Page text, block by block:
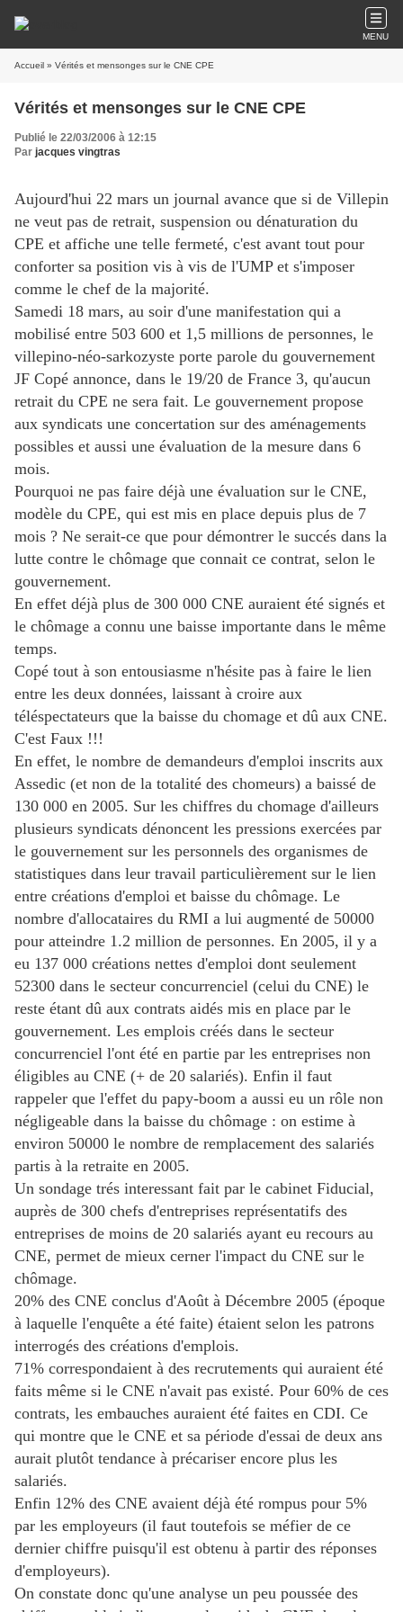
MENU
Accueil » Vérités et mensonges sur le CNE CPE
Vérités et mensonges sur le CNE CPE
Publié le 22/03/2006 à 12:15
Par jacques vingtras
Aujourd'hui 22 mars un journal avance que si de Villepin
ne veut pas de retrait, suspension ou dénaturation du
CPE et affiche une telle fermeté, c'est avant tout pour
conforter sa position vis à vis de l'UMP et s'imposer
comme le chef de la majorité.
Samedi 18 mars, au soir d'une manifestation qui a
mobilisé entre 503 600 et 1,5 millions de personnes, le
villepino-néo-sarkozyste porte parole du gouvernement
JF Copé annonce, dans le 19/20 de France 3, qu'aucun
retrait du CPE ne sera fait. Le gouvernement propose
aux syndicats une concertation sur des aménagements
possibles et aussi une évaluation de la mesure dans 6
mois.
Pourquoi ne pas faire déjà une évaluation sur le CNE,
modèle du CPE, qui est mis en place depuis plus de 7
mois ? Ne serait-ce que pour démontrer le succés dans la
lutte contre le chômage que connait ce contrat, selon le
gouvernement.
En effet déjà plus de 300 000 CNE auraient été signés et
le chômage a connu une baisse importante dans le même
temps.
Copé tout à son entousiasme n'hésite pas à faire le lien
entre les deux données, laissant à croire aux
téléspectateurs que la baisse du chomage et dû aux CNE.
C'est Faux !!!
En effet, le nombre de demandeurs d'emploi inscrits aux
Assedic (et non de la totalité des chomeurs) a baissé de
130 000 en 2005. Sur les chiffres du chomage d'ailleurs
plusieurs syndicats dénoncent les pressions exercées par
le gouvernement sur les personnels des organismes de
statistiques dans leur travail particulièrement sur le lien
entre créations d'emploi et baisse du chômage. Le
nombre d'allocataires du RMI a lui augmenté de 50000
pour atteindre 1.2 million de personnes. En 2005, il y a
eu 137 000 créations nettes d'emploi dont seulement
52300 dans le secteur concurrenciel (celui du CNE) le
reste étant dû aux contrats aidés mis en place par le
gouvernement. Les emplois créés dans le secteur
concurrenciel l'ont été en partie par les entreprises non
éligibles au CNE (+ de 20 salariés). Enfin il faut
rappeler que l'effet du papy-boom a aussi eu un rôle non
négligeable dans la baisse du chômage : on estime à
environ 50000 le nombre de remplacement des salariés
partis à la retraite en 2005.
Un sondage trés interessant fait par le cabinet Fiducial,
auprès de 300 chefs d'entreprises représentatifs des
entreprises de moins de 20 salariés ayant eu recours au
CNE, permet de mieux cerner l'impact du CNE sur le
chômage.
20% des CNE conclus d'Août à Décembre 2005 (époque
à laquelle l'enquête a été faite) étaient selon les patrons
interrogés des créations d'emplois.
71% correspondaient à des recrutements qui auraient été
faits même si le CNE n'avait pas existé. Pour 60% de ces
contrats, les embauches auraient été faites en CDI. Ce
qui montre que le CNE et sa période d'essai de deux ans
aurait plutôt tendance à précariser encore plus les
salariés.
Enfin 12% des CNE avaient déjà été rompus pour 5%
par les employeurs (il faut toutefois se méfier de ce
dernier chiffre puisqu'il est obtenu à partir des réponses
d'employeurs).
On constate donc qu'une analyse un peu poussée des